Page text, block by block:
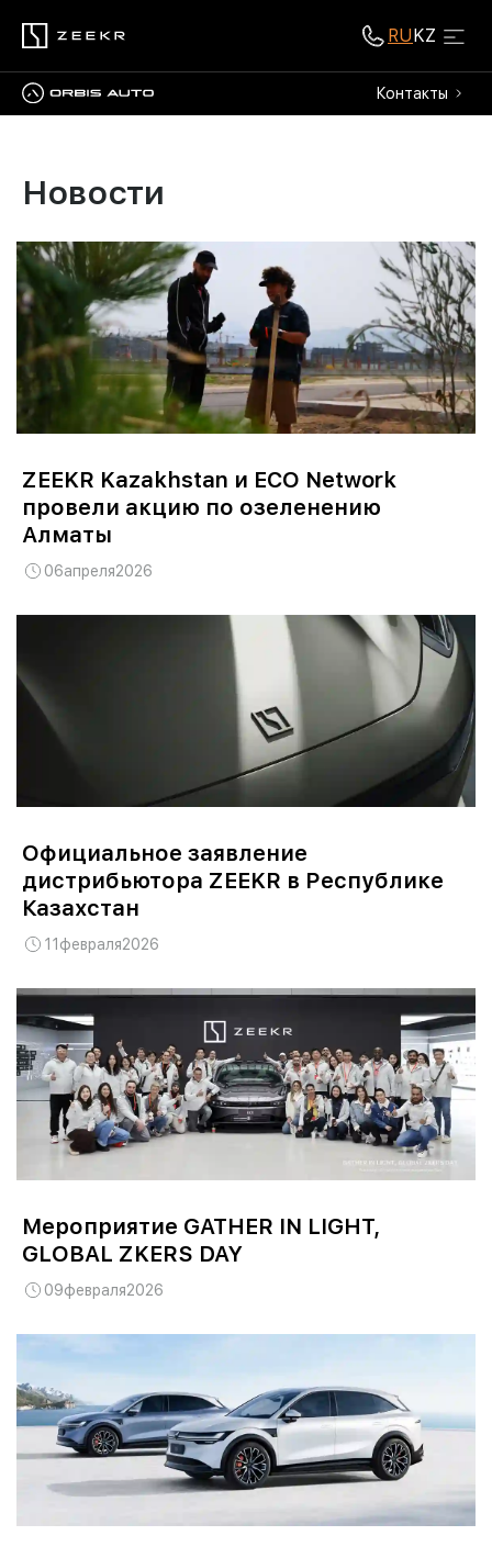
RUKZ
Контакты
Новости
06апреля2026
ZEEKR Kazakhstan и ECO Network
провели акцию по озеленению
Алматы
11 февраля2026
Официальное заявление
дистрибьютора ZEEKR в Республике
Казахстан
09февраля2026
Мероприятие GATHER IN LIGHT,
GLOBAL ZKERS DAY